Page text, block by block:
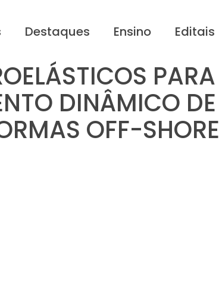
Destaques Ensino Editais
PARA
DINÂMICO DE
OFF-SHORE